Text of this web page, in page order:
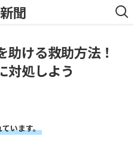
聞
ける救助方法！
対処しよう
います。